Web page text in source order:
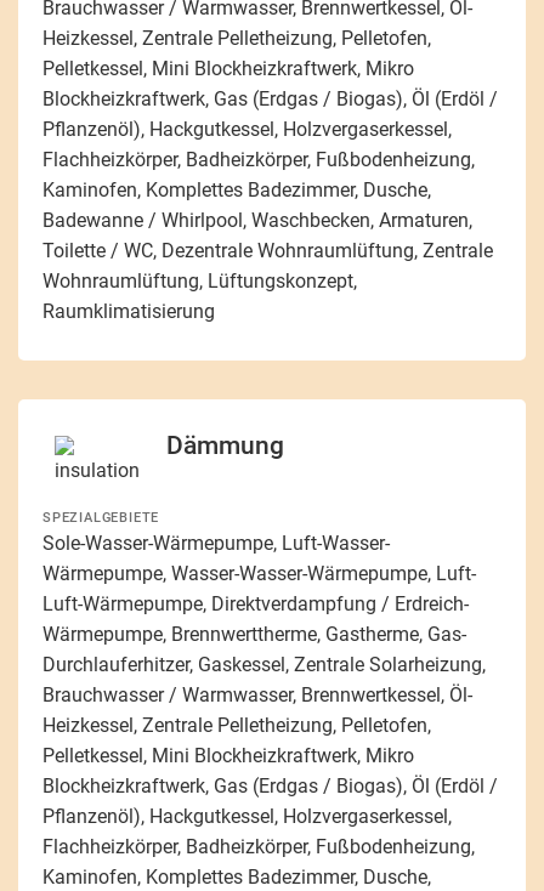
Brauchwasser / Warmwasser, Brennwertkessel, Öl-
Heizkessel, Zentrale Pelletheizung, Pelletofen,
Pelletkessel, Mini Blockheizkraftwerk, Mikro
Blockheizkraftwerk, Gas (Erdgas / Biogas), Öl (Erdöl /
Pflanzenöl), Hackgutkessel, Holzvergaserkessel,
Flachheizkörper, Badheizkörper, Fußbodenheizung,
Kaminofen, Komplettes Badezimmer, Dusche,
Badewanne / Whirlpool, Waschbecken, Armaturen,
Toilette / WC, Dezentrale Wohnraumlüftung, Zentrale
Wohnraumlüftung, Lüftungskonzept,
Raumklimatisierung
Dämmung
SPEZIALGEBIETE
Sole-Wasser-Wärmepumpe, Luft-Wasser-
Wärmepumpe, Wasser-Wasser-Wärmepumpe, Luft-
Luft-Wärmepumpe, Direktverdampfung / Erdreich-
Wärmepumpe, Brennwerttherme, Gastherme, Gas-
Durchlauferhitzer, Gaskessel, Zentrale Solarheizung,
Brauchwasser / Warmwasser, Brennwertkessel, Öl-
Heizkessel, Zentrale Pelletheizung, Pelletofen,
Pelletkessel, Mini Blockheizkraftwerk, Mikro
Blockheizkraftwerk, Gas (Erdgas / Biogas), Öl (Erdöl /
Pflanzenöl), Hackgutkessel, Holzvergaserkessel,
Flachheizkörper, Badheizkörper, Fußbodenheizung,
Kaminofen, Komplettes Badezimmer, Dusche,